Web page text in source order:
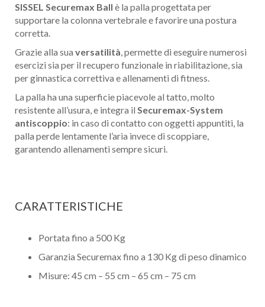
SISSEL Securemax Ball è la palla progettata per
supportare la colonna vertebrale e favorire una postura
corretta.
Grazie alla sua versatilità , permette di eseguire numerosi
esercizi sia per il recupero funzionale in riabilitazione, sia
per ginnastica correttiva e allenamenti di fitness.
La palla ha una superficie piacevole al tatto, molto
resistente all’usura, e integra il Securemax-System
antiscoppio: in caso di contatto con oggetti appuntiti, la
palla perde lentamente l’aria invece di scoppiare,
garantendo allenamenti sempre sicuri.
CARATTERISTICHE
Portata fino a 500 Kg
Garanzia Securemax fino a 130 Kg di peso dinamico
Misure: 45 cm – 55 cm – 65 cm – 75 cm